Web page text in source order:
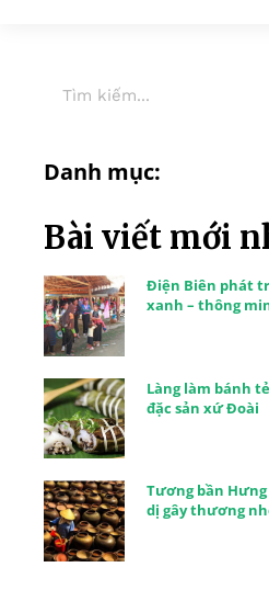
Danh mục:
Bài viết mới
Điện Biên phát
xanh – thông
Làng làm bánh
đặc sản xứ Đoài
Tương bần
dị gây thương